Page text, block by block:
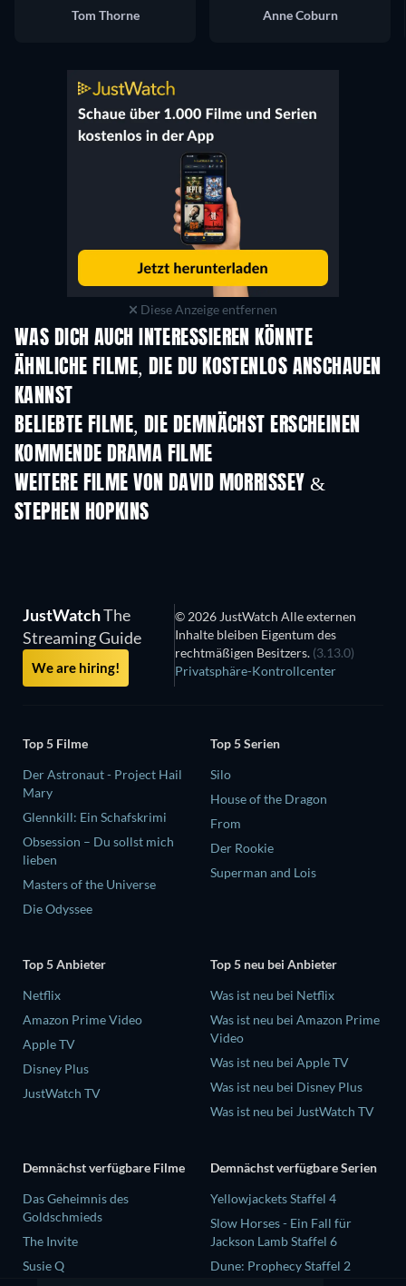
Tom Thorne
Anne Coburn
Diese Anzeige entfernen
WAS DICH AUCH INTERESSIEREN KÖNNTE
ÄHNLICHE FILME, DIE DU KOSTENLOS ANSCHAUEN
KANNST
BELIEBTE FILME, DIE DEMNÄCHST ERSCHEINEN
KOMMENDE DRAMA FILME
WEITERE FILME VON DAVID MORRISSEY &
STEPHEN HOPKINS
JustWatchThe
Streaming Guide
We are hiring!
© 2026 JustWatch Alle externen
Inhalte bleiben Eigentum des
rechtmäßigen Besitzers. (3.13.0)
Privatsphäre-Kontrollcenter
Top 5 Filme
Der Astronaut - Project Hail
Mary
Glennkill: Ein Schafskrimi
Obsession – Du sollst mich
lieben
Masters of the Universe
Die Odyssee
Top 5 Serien
Silo
House of the Dragon
From
Der Rookie
Superman and Lois
Top 5 Anbieter
Netflix
Amazon Prime Video
Apple TV
Disney Plus
JustWatch TV
Top 5 neu bei Anbieter
Was ist neu bei Netflix
Was ist neu bei Amazon Prime
Video
Was ist neu bei Apple TV
Was ist neu bei Disney Plus
Was ist neu bei JustWatch TV
Demnächst verfügbare Filme
Das Geheimnis des
Goldschmieds
The Invite
Susie Q
Demnächst verfügbare Serien
Yellowjackets Staffel 4
Slow Horses - Ein Fall für
Jackson Lamb Staffel 6
Dune: Prophecy Staffel 2